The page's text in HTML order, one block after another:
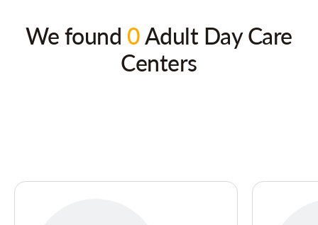
We found 0Adult Day Care
Centers